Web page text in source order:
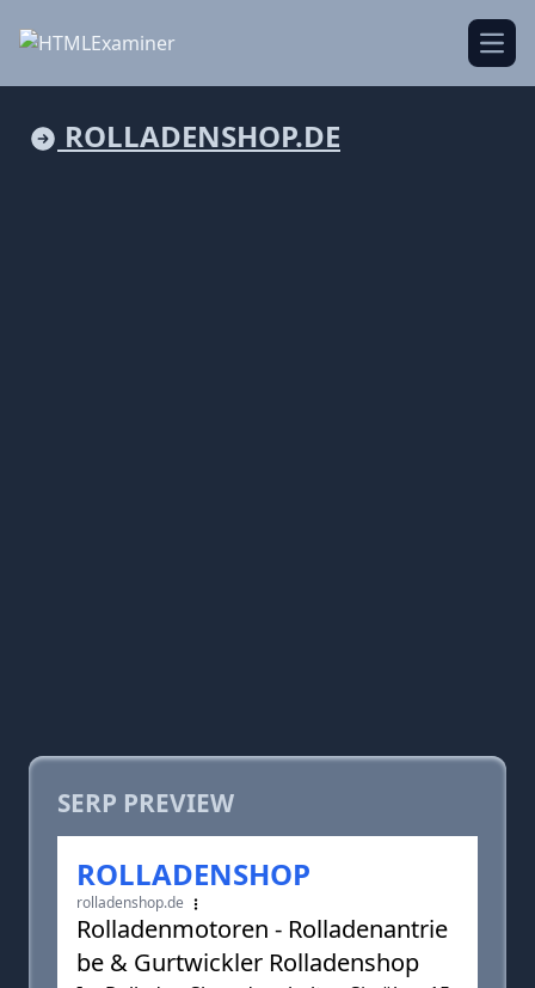
ROLLADENSHOP.DE
SERP PREVIEW
ROLLADENSHOP
rolladenshop.de
Rolladenmotoren - Rolladenantrie
be & Gurtwickler Rolladenshop